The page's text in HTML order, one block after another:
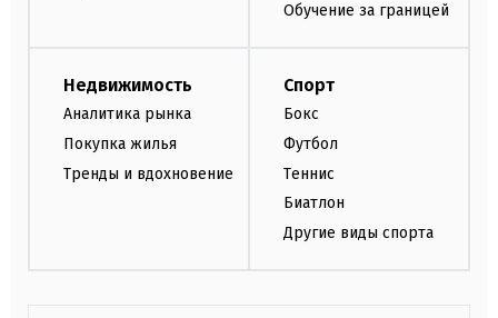
Обучение за границей
Недвижимость
Аналитика рынка
Покупка жилья
Тренды и вдохновение
Спорт
Бокс
Футбол
Теннис
Биатлон
Другие виды спорта